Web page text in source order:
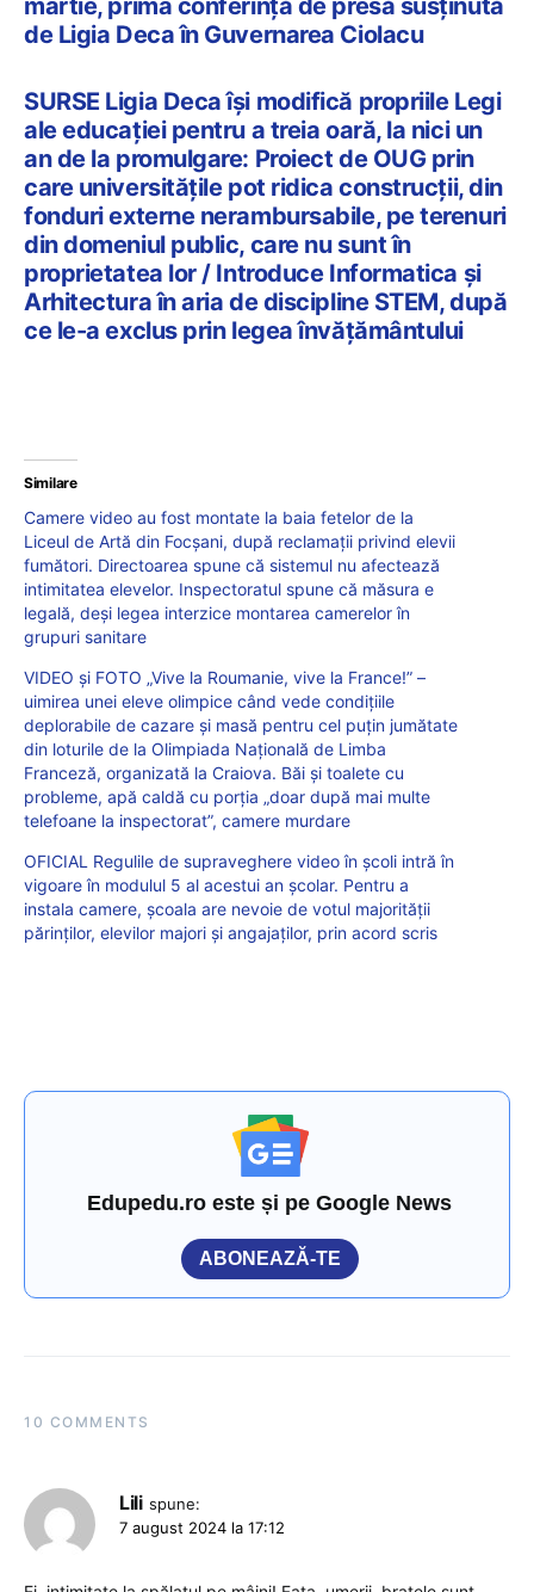
de Ligia Deca în Guvernarea Ciolacu
SURSE Ligia Deca își modifică propriile Legi
ale educației pentru a treia oară, la nici un
an de la promulgare: Proiect de OUG prin
care universitățile pot ridica construcții, din
fonduri externe nerambursabile, pe terenuri
din domeniul public, care nu sunt în
proprietatea lor / Introduce Informatica și
Arhitectura în aria de discipline STEM, după
ce le-a exclus prin legea învățământului
Similare
Camere video au fost montate la baia fetelor de la
Liceul de Artă din Focșani, după reclamaţii privind elevii
fumători. Directoarea spune că sistemul nu afectează
intimitatea elevelor. Inspectoratul spune că măsura e
legală, deși legea interzice montarea camerelor în
grupuri sanitare
VIDEO și FOTO „Vive la Roumanie, vive la France!” –
uimirea unei eleve olimpice când vede condițiile
deplorabile de cazare și masă pentru cel puțin jumătate
din loturile de la Olimpiada Națională de Limba
Franceză, organizată la Craiova. Băi și toalete cu
probleme, apă caldă cu porția „doar după mai multe
telefoane la inspectorat”, camere murdare
OFICIAL Regulile de supraveghere video în școli intră în
vigoare în modulul 5 al acestui an școlar. Pentru a
instala camere, școala are nevoie de votul majorității
părinților, elevilor majori și angajaților, prin acord scris
Edupedu.ro este și pe Google News
ABONEAZĂ-TE
10 COMMENTS
Lili spune:
7 august 2024 la 17:12